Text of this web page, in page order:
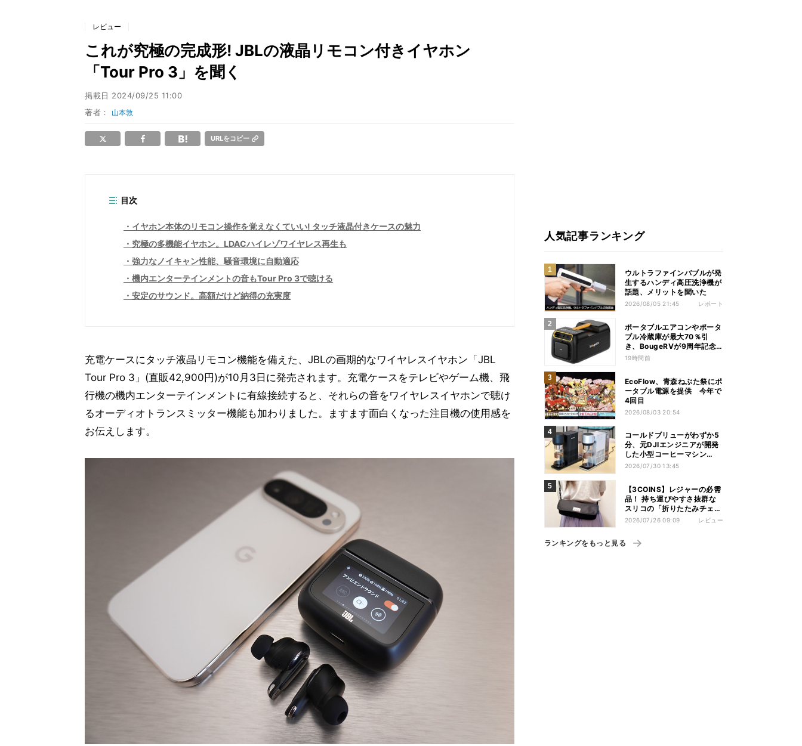
レビュー
これが究極の完成形! JBLの液晶リモコン付きイヤホン
「Tour Pro 3」を聞く
掲載日 2024/09/25 11:00
著者： 山本敦
URLをコピー
目次
イヤホン本体のリモコン操作を覚えなくていい! タッチ液晶付きケースの魅力
究極の多機能イヤホン。LDACハイレゾワイヤレス再生も
強力なノイキャン性能、騒音環境に自動適応
機内エンターテインメントの音もTour Pro 3で聴ける
安定のサウンド。高額だけど納得の充実度
充電ケースにタッチ液晶リモコン機能を備えた、JBLの画期的なワイヤレスイヤホン「JBL
Tour Pro 3」(直販42,900円)が10月3日に発売されます。充電ケースをテレビやゲーム機、飛
行機の機内エンターテインメントに有線接続すると、それらの音をワイヤレスイヤホンで聴け
るオーディオトランスミッター機能も加わりました。ますます面白くなった注目機の使用感を
お伝えします。
人気記事ランキング
ウルトラファインバブルが発
生するハンディ高圧洗浄機が
話題、メリットを聞いた
2026/08/05 21:45 レポート
ポータブルエアコンやポータ
ブル冷蔵庫が最大70％引
き、BougeRVが9周年記念
セール
19時間前
EcoFlow、青森ねぶた祭にポ
ータブル電源を提供 今年で
4回目
2026/08/03 20:54
コールドブリューがわずか5
分、元DJIエンジニアが開発
した小型コーヒーマシン
「Brezi」
2026/07/30 13:45
【3COINS】レジャーの必需
品！ 持ち運びやすさ抜群な
スリコの「折りたたみチェ
ア」を使ってみた
2026/07/26 09:09 レビュー
ランキングをもっと見る